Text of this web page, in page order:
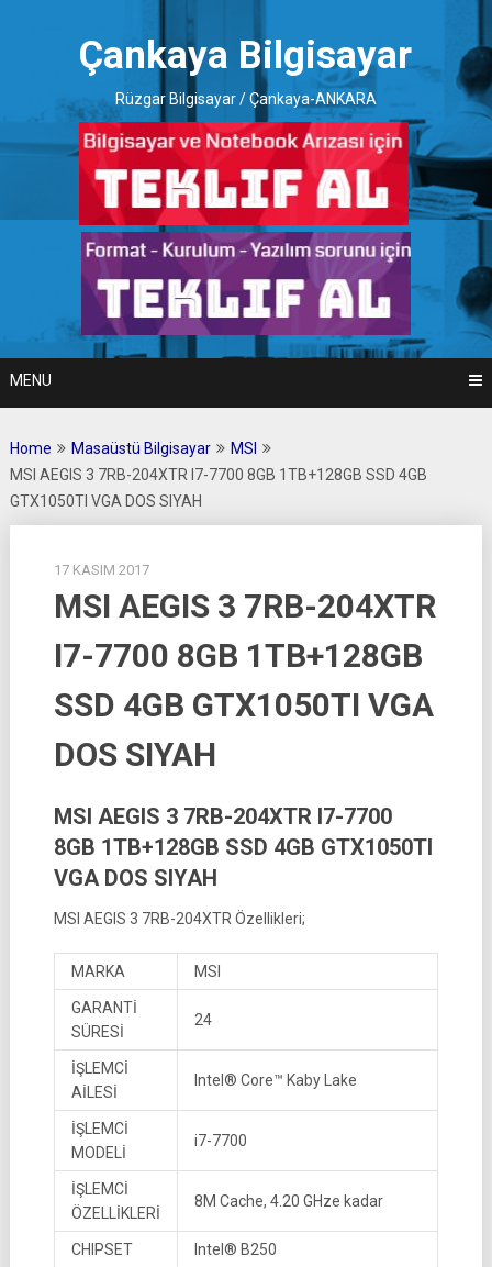
Çankaya Bilgisayar
Rüzgar Bilgisayar / Çankaya-ANKARA
MENU
Home Masaüstü Bilgisayar
MSI
MSI AEGIS 3 7RB-204XTR I7-7700 8GB 1TB+128GB SSD 4GB
GTX1050TI VGA DOS SIYAH
17 KASIM 2017
MSI AEGIS 3 7RB-204XTR
I7-7700 8GB 1TB+128GB
SSD 4GB GTX1050TI VGA
DOS SIYAH
MSI AEGIS 3 7RB-204XTR I7-7700
8GB 1TB+128GB SSD 4GB GTX1050TI
VGA DOS SIYAH
MSI AEGIS 3 7RB-204XTR Özellikleri;
MARKA MSI
GARANTİ
SÜRESİ
24
İŞLEMCİ
AİLESİ
Intel® Core™ Kaby Lake
İŞLEMCİ
MODELİ
i7-7700
İŞLEMCİ
ÖZELLİKLERİ
8M Cache, 4.20 GHze kadar
CHIPSET Intel® B250